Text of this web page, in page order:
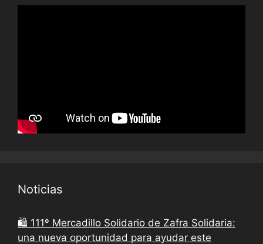
Noticias
🛍️ 111º Mercadillo Solidario de Zafra Solidaria:
una nueva oportunidad para ayudar este